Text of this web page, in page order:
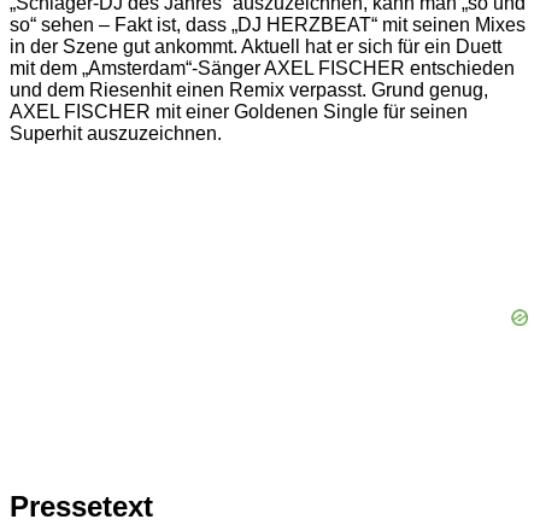
so“ sehen – Fakt ist, dass „DJ HERZBEAT“ mit seinen Mixes
in der Szene gut ankommt. Aktuell hat er sich für ein Duett
mit dem „Amsterdam“-Sänger AXEL FISCHER entschieden
und dem Riesenhit einen Remix verpasst. Grund genug,
AXEL FISCHER mit einer Goldenen Single für seinen
Superhit auszuzeichnen.
Pressetext